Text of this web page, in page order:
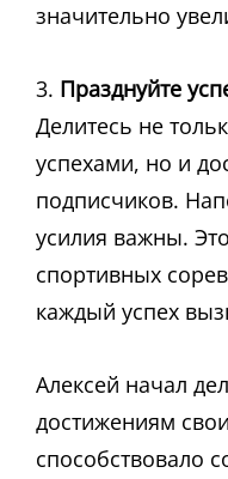
значительно
3. Празднуйте
Делитесь не
успехами, но и
подписчиков.
усилия важны.
спортивных
каждый успех
Алексей начал
достижениям
способствовало